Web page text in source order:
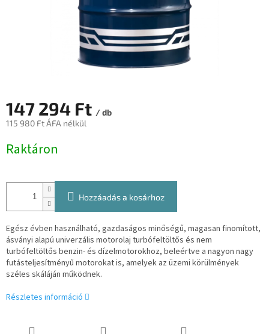
147 294 Ft / db
115 980 Ft ÁFA nélkül
Raktáron
Hozzáadás a kosárhoz
Egész évben használható, gazdaságos minőségű, magasan finomított,
ásványi alapú univerzális motorolaj turbófeltöltős és nem
turbófeltöltős benzin- és dízelmotorokhoz, beleértve a nagyon nagy
futásteljesítményű motorokat is, amelyek az üzemi körülmények
széles skáláján működnek.
Részletes információ